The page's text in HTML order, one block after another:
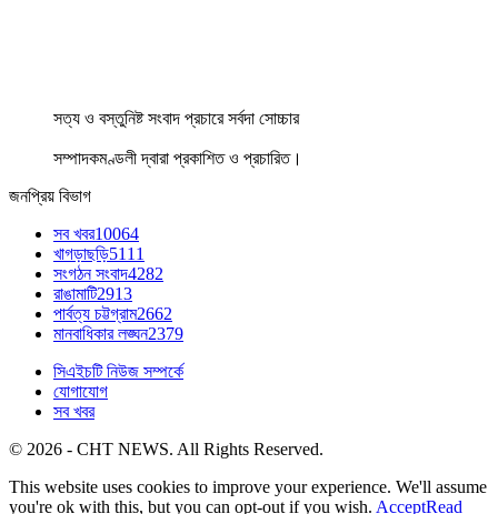
সত্য ও বস্তুনিষ্ট সংবাদ প্রচারে সর্বদা সোচ্চার
সম্পাদকমণ্ডলী দ্বারা প্রকাশিত ও প্রচারিত।
জনপ্রিয় বিভাগ
সব খবর10064
খাগড়াছড়ি5111
সংগঠন সংবাদ4282
রাঙামাটি2913
পার্বত্য চট্টগ্রাম2662
মানবাধিকার লঙ্ঘন2379
সিএইচটি নিউজ সম্পর্কে
যোগাযোগ
সব খবর
© 2026 - CHT NEWS. All Rights Reserved.
This website uses cookies to improve your experience. We'll assume
you're ok with this, but you can opt-out if you wish. AcceptRead